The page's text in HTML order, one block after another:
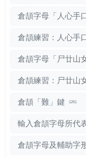
倉頡字母「人心手
倉頡練習：人心手
倉頡字母「尸廿山
倉頡練習：尸廿山
倉頡「難」鍵 1261
輸入倉頡字母所代
倉頡字母及輔助字